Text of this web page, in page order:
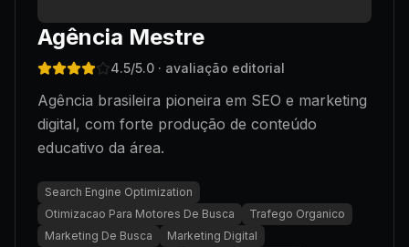
Agência Mestre
4.5/5.0 · avaliação editorial
Agência brasileira pioneira em SEO e marketing
digital, com forte produção de conteúdo
educativo da área.
Search Engine Optimization
Otimizacao Para Motores De Busca
Trafego Organico
Marketing De Busca
Marketing Digital